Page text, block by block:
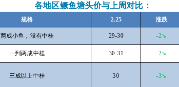
各地区鳜鱼塘头价与上周对比：
规格 2.25 涨跌
两成小鱼，没有中桂 29-30 -2↘
一到两成中桂 30-31 -2↘
三成以上中桂 30 -3↘